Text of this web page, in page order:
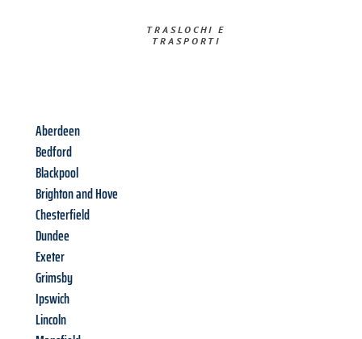
TRASLOCHI E
TRASPORTI​
Aberdeen
Bedford
Blackpool
Brighton and Hove
Chesterfield
Dundee
Exeter
Grimsby
Ipswich
Lincoln